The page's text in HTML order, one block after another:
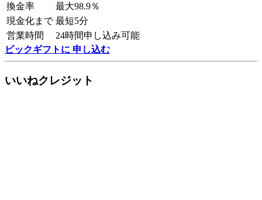
換金率
最大98.9％
現金化まで 最短5分
営業時間
24時間申し込み可能
ビックギフトに 申し込む
いいねクレジット